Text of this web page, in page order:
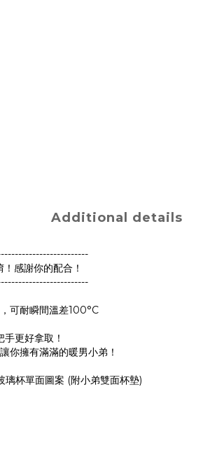
Additional details
感謝你的配合！
可耐瞬間溫差100°C
更好拿取！
你擁有滿滿的暖男小弟！
杯單面圖案 (附小弟雙面杯墊)